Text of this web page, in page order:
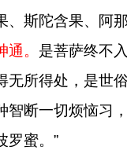
斯陀含果、阿
。 是菩萨终不
所得处，是世
断一切烦恼习
罗蜜。”